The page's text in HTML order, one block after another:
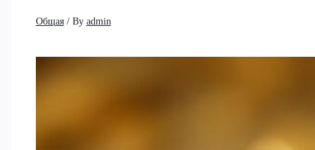
Общая/ By admin